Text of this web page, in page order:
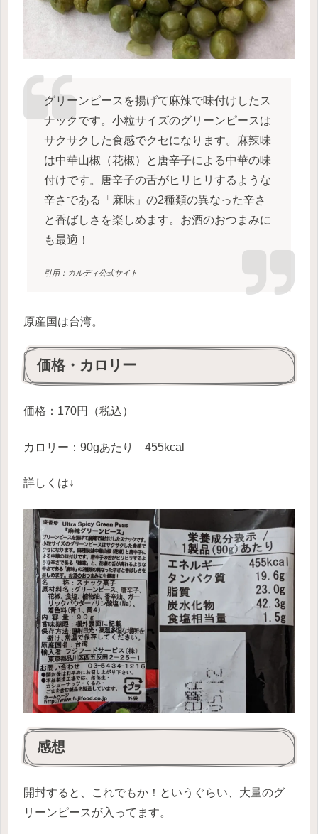
グリーンピースを揚げて麻辣で味付けしたス
ナックです。小粒サイズのグリーンピースは
サクサクした食感でクセになります。麻辣味
は中華山椒（花椒）と唐辛子による中華の味
付けです。唐辛子の舌がヒリヒリするような
辛さである「麻味」の2種類の異なった辛さ
と香ばしさを楽しめます。お酒のおつまみに
も最適！
引用：カルディ公式サイト
原産国は台湾。
価格・カロリー
価格：170円（税込）
カロリー：90gあたり 455kcal
詳しくは↓
感想
開封すると、これでもか！というぐらい、大量のグ
リーンピースが入ってます。